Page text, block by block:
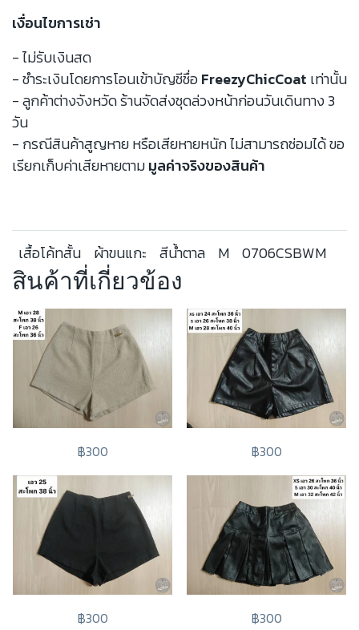
เงื่อนไขการเช่า
- ไม่รับเงินสด
- ชำระเงินโดยการโอนเข้าบัญชีชื่อFreezyChicCoat เท่านั้น
- ลูกค้าต่างจังหวัด ร้านจัดส่งชุดล่วงหน้าก่อนวันเดินทาง 3
วัน
- กรณีสินค้าสูญหาย หรือเสียหายหนัก ไม่สามารถซ่อมได้ ขอ
เรียกเก็บค่าเสียหายตามมูลค่าจริงของสินค้า
เสื้อโค้ทสั้น ผ้าขนแกะ สีน้ำตาล M 0706CSBWM
สินค้าที่เกี่ยวข้อง
฿300 ฿300
฿300 ฿300